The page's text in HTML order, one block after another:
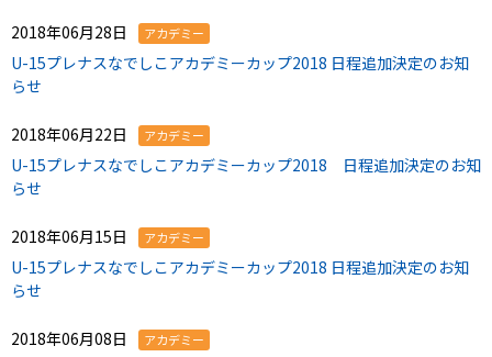
2018年06月28日 アカデミー
U-15プレナスなでしこアカデミーカップ2018 日程追加決定のお知
らせ
2018年06月22日 アカデミー
U-15プレナスなでしこアカデミーカップ2018 日程追加決定のお知
らせ
2018年06月15日 アカデミー
U-15プレナスなでしこアカデミーカップ2018 日程追加決定のお知
らせ
2018年06月08日 アカデミー